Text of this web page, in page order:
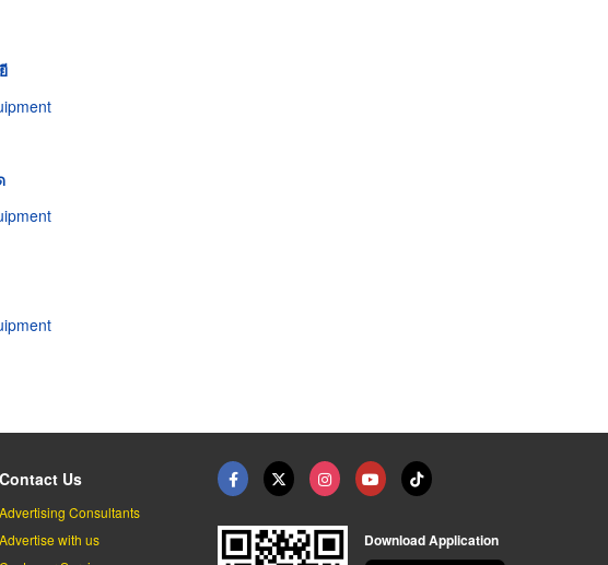
Contact Us
Advertising Consultants
Advertise with us
Download Application